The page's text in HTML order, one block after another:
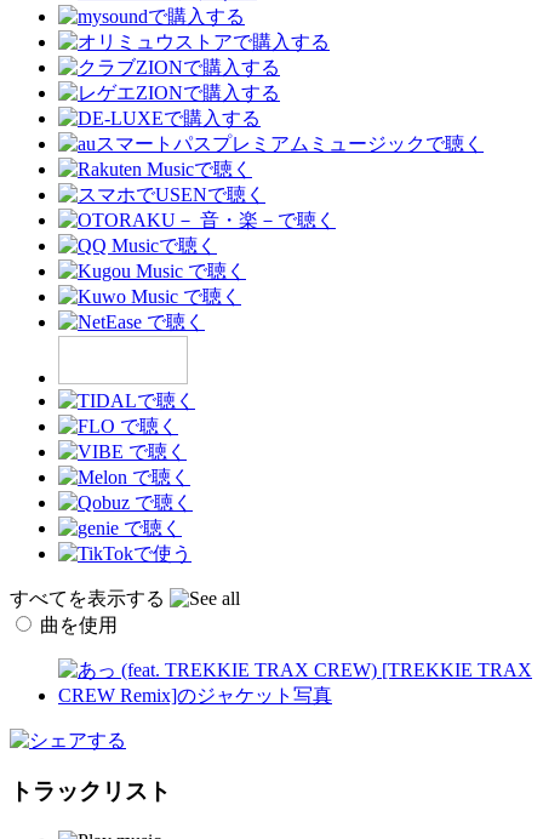
すべてを表示する
曲を使用
トラックリスト